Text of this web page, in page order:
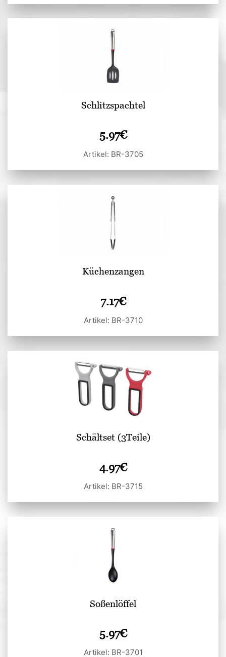
Schlitzspachtel
5.97€
Artikel: BR-3705
Küchenzangen
7.17€
Artikel: BR-3710
Schältset (3Teile)
4.97€
Artikel: BR-3715
Soßenlöffel
5.97€
Artikel: BR-3701